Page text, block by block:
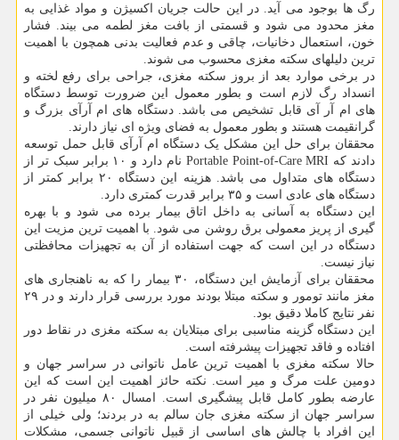
رگ ها بوجود می آید. در این حالت جریان اکسیژن و مواد غذایی به
مغز محدود می شود و قسمتی از بافت مغز لطمه می بیند. فشار
خون، استعمال دخانیات، چاقی و عدم فعالیت بدنی همچون با اهمیت
ترین دلیلهای سکته مغزی محسوب می شوند.
در برخی موارد بعد از بروز سکته مغزی، جراحی برای رفع لخته و
انسداد رگ لازم است و بطور معمول این ضرورت توسط دستگاه
های ام آر آی قابل تشخیص می باشد. دستگاه های ام آرآی بزرگ و
گرانقیمت هستند و بطور معمول به فضای ویژه ای نیاز دارند.
محققان برای حل این مشکل یک دستگاه ام آرآی قابل حمل توسعه
دادند که Portable Point-of-Care MRI نام دارد و ۱۰ برابر سبک تر از
دستگاه های متداول می باشد. هزینه این دستگاه ۲۰ برابر کمتر از
دستگاه های عادی است و ۳۵ برابر قدرت کمتری دارد.
این دستگاه به آسانی به داخل اتاق بیمار برده می شود و با بهره
گیری از پریز معمولی برق روشن می شود. با اهمیت ترین مزیت این
دستگاه در این است که جهت استفاده از آن به تجهیزات محافظتی
نیاز نیست.
محققان برای آزمایش این دستگاه، ۳۰ بیمار را که به ناهنجاری های
مغز مانند تومور و سکته مبتلا بودند مورد بررسی قرار دارند و در ۲۹
نفر نتایج کاملا دقیق بود.
این دستگاه گزینه مناسبی برای مبتلایان به سکته مغزی در نقاط دور
افتاده و فاقد تجهیزات پیشرفته است.
حالا سکته مغزی با اهمیت ترین عامل ناتوانی در سراسر جهان و
دومین علت مرگ و میر است. نکته حائز اهمیت این است که این
عارضه بطور کامل قابل پیشگیری است. امسال ۸۰ میلیون نفر در
سراسر جهان از سکته مغزی جان سالم به در بردند؛ ولی خیلی از
این افراد با چالش های اساسی از قبیل ناتوانی جسمی، مشکلات